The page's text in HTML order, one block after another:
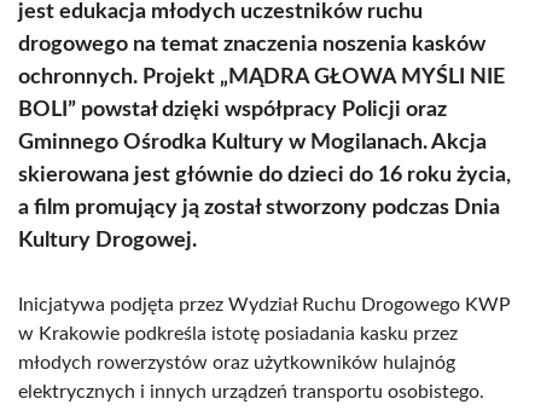
jest edukacja młodych uczestników ruchu
drogowego na temat znaczenia noszenia kasków
ochronnych. Projekt „MĄDRA GŁOWA MYŚLI NIE
BOLI” powstał dzięki współpracy Policji oraz
Gminnego Ośrodka Kultury w Mogilanach. Akcja
skierowana jest głównie do dzieci do 16 roku życia,
a film promujący ją został stworzony podczas Dnia
Kultury Drogowej.
Inicjatywa podjęta przez Wydział Ruchu Drogowego KWP
w Krakowie podkreśla istotę posiadania kasku przez
młodych rowerzystów oraz użytkowników hulajnóg
elektrycznych i innych urządzeń transportu osobistego.